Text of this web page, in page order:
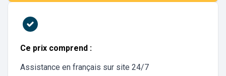
Ce prix comprend :
Assistance en français sur site 24/7